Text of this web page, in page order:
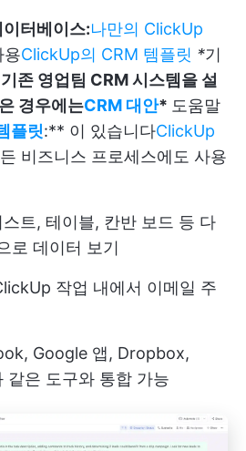
터베이스:나만의 ClickUp
용ClickUp의 CRM 템플릿 *기
기존 영업팀 CRM 시스템을 설
경우에는CRM 대안* 도움말
플릿:** 이 있습니다ClickUp
비즈니스 프로세스에도 사용
스트, 테이블, 칸반 보드 등 다
로 데이터 보기
작업 내에서 이메일 주
Google 앱, Dropbox,
같은 도구와 통합 가능